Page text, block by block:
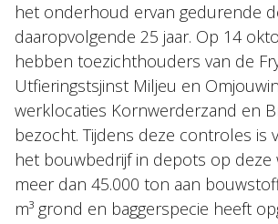
het onderhoud ervan gedurende
daaropvolgende 25 jaar. Op 14
hebben toezichthouders van de
Utfieringstsjinst Miljeu en
werklocaties Kornwerderzand en
bezocht. Tijdens deze controles is
het bouwbedrijf in depots op deze
meer dan 45.000 ton aan
m³ grond en baggerspecie heeft